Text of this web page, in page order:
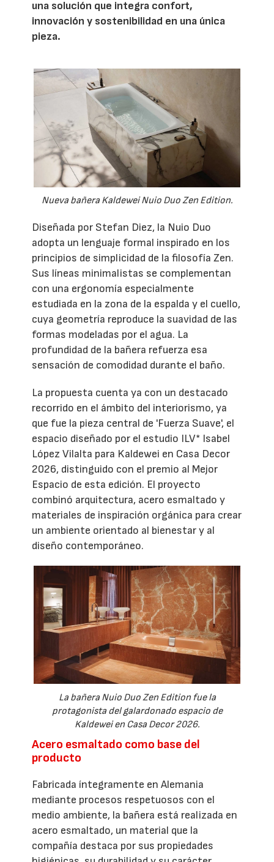
una solución que integra confort,
innovación y sostenibilidad en una única
pieza.
Nueva bañera Kaldewei Nuio Duo Zen Edition.
Diseñada por Stefan Diez, la Nuio Duo
adopta un lenguaje formal inspirado en los
principios de simplicidad de la filosofía Zen.
Sus líneas minimalistas se complementan
con una ergonomía especialmente
estudiada en la zona de la espalda y el cuello,
cuya geometría reproduce la suavidad de las
formas modeladas por el agua. La
profundidad de la bañera refuerza esa
sensación de comodidad durante el baño.
La propuesta cuenta ya con un destacado
recorrido en el ámbito del interiorismo, ya
que fue la pieza central de 'Fuerza Suave', el
espacio diseñado por el estudio ILV* Isabel
López Vilalta para Kaldewei en Casa Decor
2026, distinguido con el premio al Mejor
Espacio de esta edición. El proyecto
combinó arquitectura, acero esmaltado y
materiales de inspiración orgánica para crear
un ambiente orientado al bienestar y al
diseño contemporáneo.
La bañera Nuio Duo Zen Edition fue la
protagonista del galardonado espacio de
Kaldewei en Casa Decor 2026.
Acero esmaltado como base del
producto
Fabricada íntegramente en Alemania
mediante procesos respetuosos con el
medio ambiente, la bañera está realizada en
acero esmaltado, un material que la
compañía destaca por sus propiedades